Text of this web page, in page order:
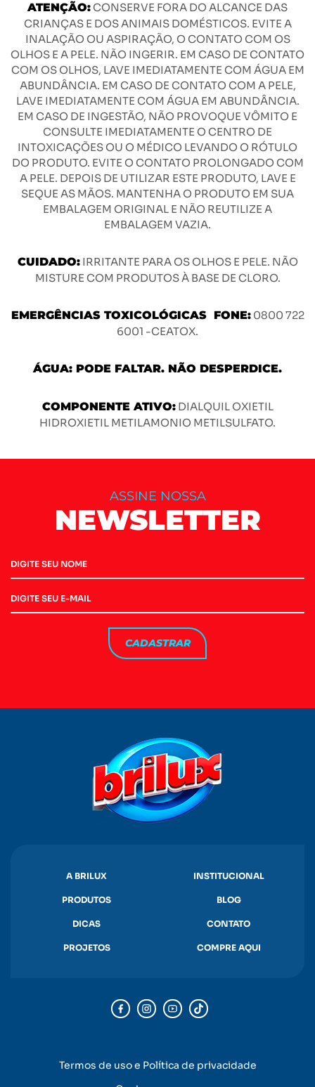
ATENÇÃO:CONSERVE FORA DO ALCANCE DAS
CRIANÇAS E DOS ANIMAIS DOMÉSTICOS. EVITE A
INALAÇÃO OU ASPIRAÇÃO, O CONTATO COM OS
OLHOS E A PELE. NÃO INGERIR. EM CASO DE CONTATO
COM OS OLHOS, LAVE IMEDIATAMENTE COM ÁGUA EM
ABUNDÂNCIA. EM CASO DE CONTATO COM A PELE,
LAVE IMEDIATAMENTE COM ÁGUA EM ABUNDÂNCIA.
EM CASO DE INGESTÃO, NÃO PROVOQUE VÔMITO E
CONSULTE IMEDIATAMENTE O CENTRO DE
INTOXICAÇÕES OU O MÉDICO LEVANDO O RÓTULO
DO PRODUTO. EVITE O CONTATO PROLONGADO COM
A PELE. DEPOIS DE UTILIZAR ESTE PRODUTO, LAVE E
SEQUE AS MÃOS. MANTENHA O PRODUTO EM SUA
EMBALAGEM ORIGINAL E NÃO REUTILIZE A
EMBALAGEM VAZIA.
CUIDADO:IRRITANTE PARA OS OLHOS E PELE. NÃO
MISTURE COM PRODUTOS À BASE DE CLORO.
EMERGÊNCIAS TOXICOLÓGICAS FONE:0800 722
6001 -CEATOX.
ÁGUA: PODE FALTAR. NÃO DESPERDICE.
COMPONENTE ATIVO:DIALQUIL OXIETIL
HIDROXIETIL METILAMONIO METILSULFATO.
ASSINE NOSSA
NEWSLETTER
CADASTRAR
A BRILUX
PRODUTOS
DICAS
PROJETOS
INSTITUCIONAL
BLOG
CONTATO
COMPRE AQUI
Termos de uso e Política de privacidade